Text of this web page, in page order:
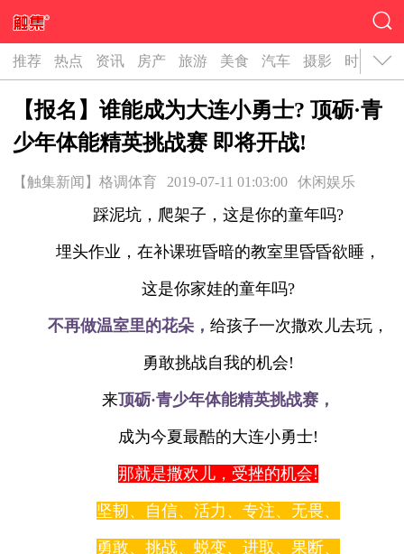
推荐 热点 资讯 房产 旅游 美食 汽车 摄影 时尚 名
【报名】谁能成为大连小勇士? 顶砺·青
少年体能精英挑战赛 即将开战!
【触集新闻】格调体育 2019-07-11 01:03:00 休闲娱乐
踩泥坑，爬架子，这是你的童年吗?
埋头作业，在补课班昏暗的教室里昏昏欲睡，
这是你家娃的童年吗?
不再做温室里的花朵， 给孩子一次撒欢儿去玩，
勇敢挑战自我的机会!
来顶砺·青少年体能精英挑战赛，
成为今夏最酷的大连小勇士!
那就是撒欢儿，受挫的机会!
坚韧、自信、活力、专注、无畏、
勇敢、挑战、蜕变、进取、果断、